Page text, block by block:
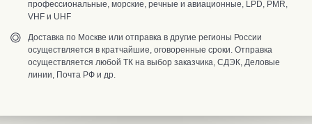
профессиональные, морские, речные и авиационные, LPD, PMR,
VHF и UHF
Доставка по Москве или отправка в другие регионы России
осуществляется в кратчайшие, оговоренные сроки. Отправка
осуществляется любой ТК на выбор заказчика, СДЭК, Деловые
линии, Почта РФ и др.